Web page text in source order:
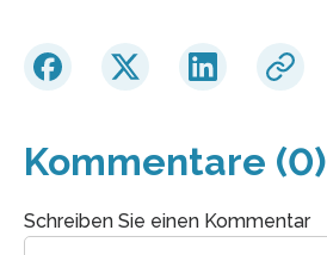
Kommentare (0)
Schreiben Sie einen Kommentar